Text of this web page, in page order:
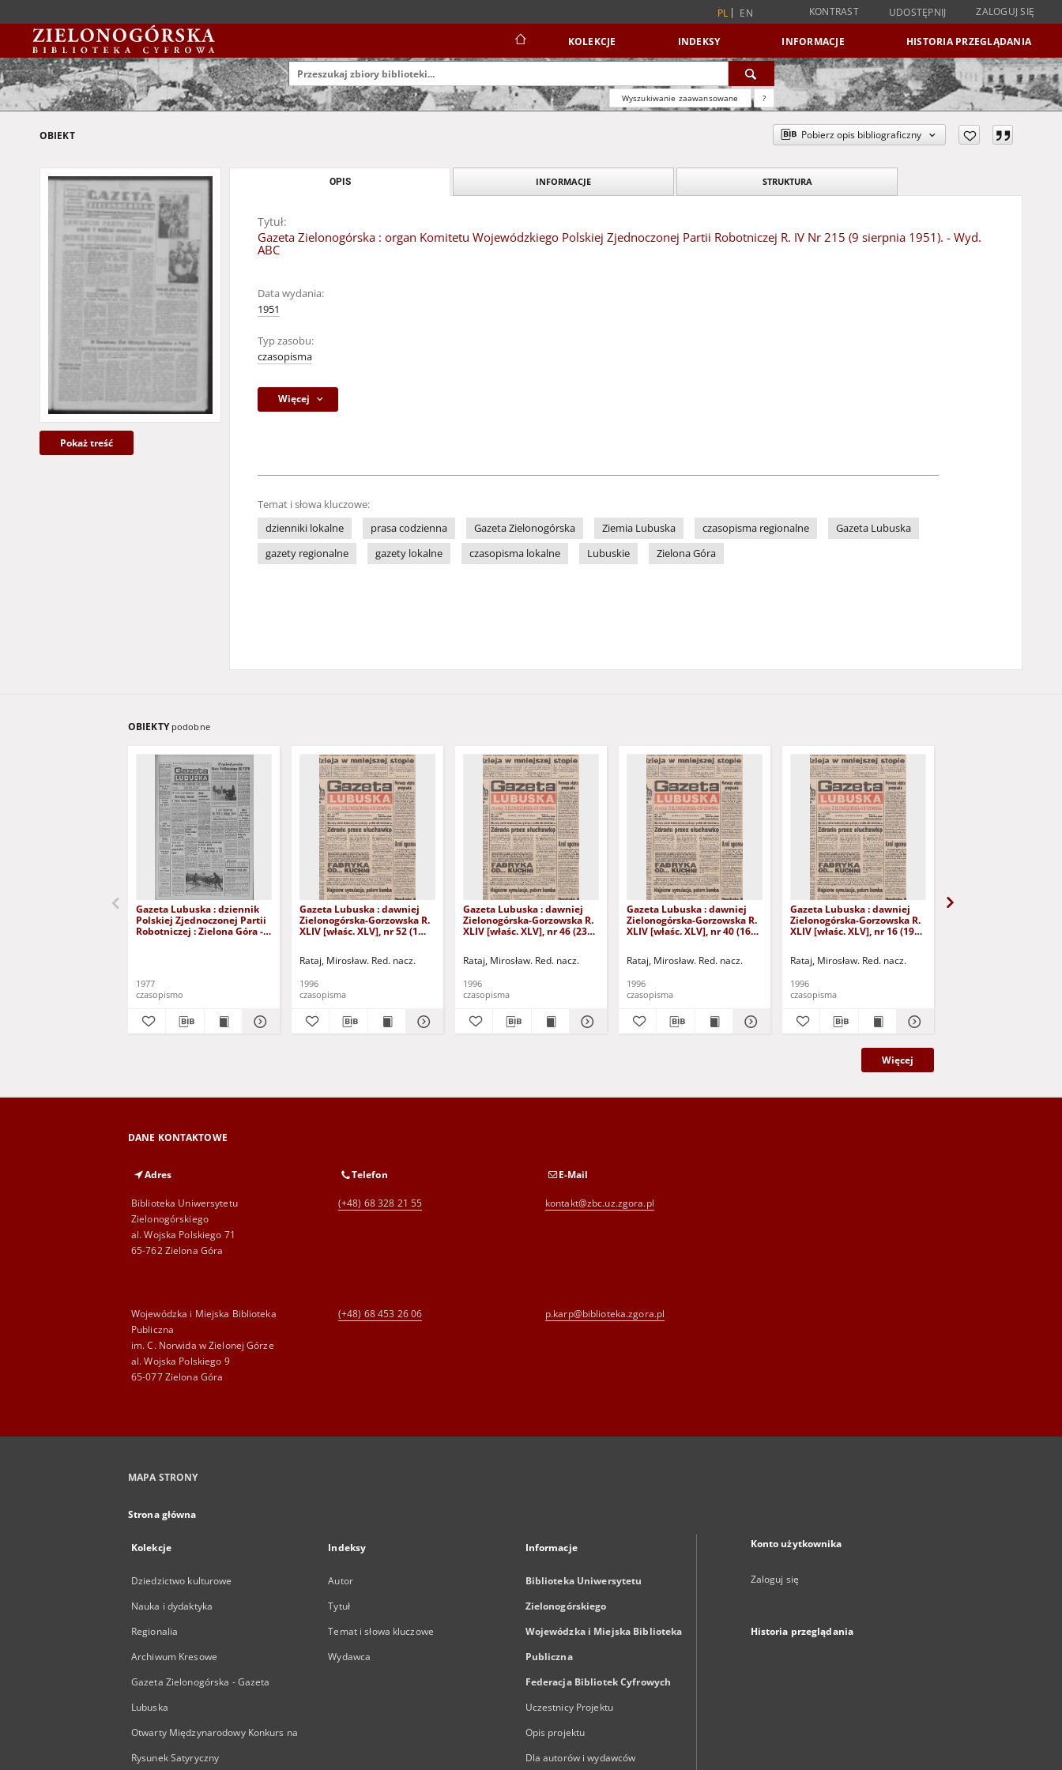
PL EN KONTRAST UDOSTĘPNIJ ZALOGUJ SIĘ
KOLEKCJE INDEKSY INFORMACJE HISTORIA PRZEGLĄDANIA
Wyszukiwanie zaawansowane ?
OBIEKT Pobierz opis bibliograficzny
Pokaż treść
OPIS INFORMACJE STRUKTURA
Tytuł:
Gazeta Zielonogórska : organ Komitetu Wojewódzkiego Polskiej Zjednoczonej Partii Robotniczej R. IV Nr 215 (9 sierpnia 1951). - Wyd.
ABC
Data wydania:
1951
Typ zasobu:
czasopisma
Więcej
Temat i słowa kluczowe:
dzienniki lokalne
prasa codzienna Gazeta Zielonogórska Ziemia Lubuska czasopisma regionalne
Gazeta Lubuska
gazety regionalne
gazety lokalne czasopisma lokalne Lubuskie Zielona Góra
OBIEKTY podobne
Gazeta Lubuska : dziennik
Polskiej Zjednoczonej Partii
Robotniczej : Zielona Góra -
1977
czasopismo
Gazeta Lubuska : dawniej
Zielonogórska-Gorzowska R.
XLIV [właśc. XLV], nr 52 (1
Rataj, Mirosław. Red. nacz.
1996
czasopisma
Gazeta Lubuska : dawniej
Zielonogórska-Gorzowska R.
XLIV [właśc. XLV], nr 46 (23
Rataj, Mirosław. Red. nacz.
1996
czasopisma
Gazeta Lubuska : dawniej
Zielonogórska-Gorzowska R.
XLIV [właśc. XLV], nr 40 (16
Rataj, Mirosław. Red. nacz.
1996
czasopisma
Gazeta Lubuska : dawniej
Zielonogórska-Gorzowska R.
XLIV [właśc. XLV], nr 16 (19
Rataj, Mirosław. Red. nacz.
1996
czasopisma
Więcej
DANE KONTAKTOWE
Adres
Biblioteka Uniwersytetu
Zielonogórskiego
al. Wojska Polskiego 71
65-762 Zielona Góra
Telefon
(+48) 68 328 21 55
E-Mail
kontakt@zbc.uz.zgora.pl
Wojewódzka i Miejska Biblioteka
Publiczna
im. C. Norwida w Zielonej Górze
al. Wojska Polskiego 9
65-077 Zielona Góra
(+48) 68 453 26 06 p.karp@biblioteka.zgora.pl
MAPA STRONY
Strona główna
Kolekcje
Dziedzictwo kulturowe
Nauka i dydaktyka
Regionalia
Archiwum Kresowe
Gazeta Zielonogórska - Gazeta
Lubuska
Otwarty Międzynarodowy Konkurs na
Rysunek Satyryczny
Indeksy
Autor
Tytuł
Temat i słowa kluczowe
Wydawca
Informacje
Biblioteka Uniwersytetu
Zielonogórskiego
Wojewódzka i Miejska Biblioteka
Publiczna
Federacja Bibliotek Cyfrowych
Uczestnicy Projektu
Opis projektu
Dla autorów i wydawców
Konto użytkownika
Zaloguj się
Historia przeglądania